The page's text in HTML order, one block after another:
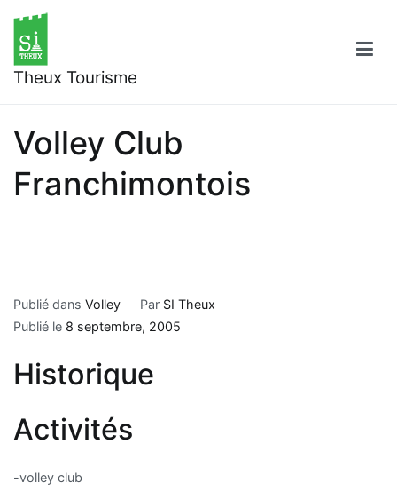
contenu
Theux Tourisme
Volley Club
Franchimontois
Publié dans Volley Par SI Theux
Publié le 8 septembre, 2005
Historique
Activités
-volley club